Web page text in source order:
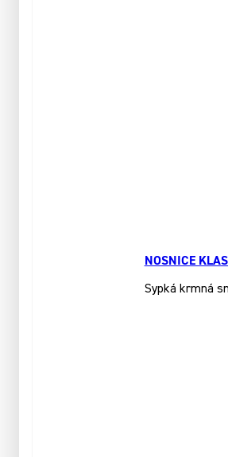
NOSNICE
Sypká krmná